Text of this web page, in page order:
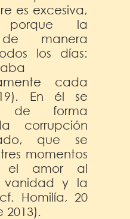
es excesiva,
porque la
manera
los días:
cada
En él se
de forma
corrupción
que se
momentos
el amor al
vanidad y la
Homilía, 20